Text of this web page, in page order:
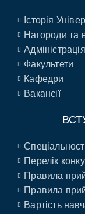
Історія
Нагороди та
Адміністрація
Факультети
Кафедри
Вакансії
Перелік
Правила
Правила
Вартість